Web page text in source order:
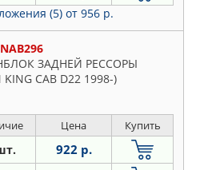
(5) от 956 р.
ЗАДНЕЙ РЕССОРЫ
KING CAB D22 1998-)
Цена Купить
922 р.